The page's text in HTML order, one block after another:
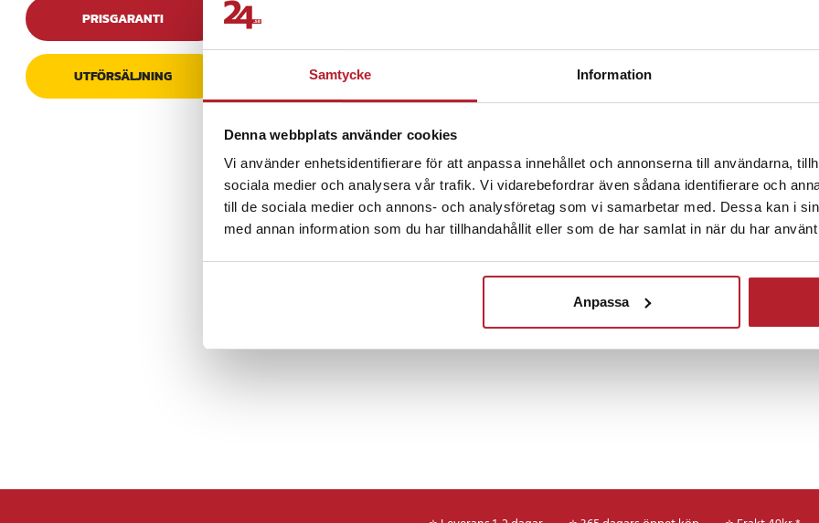
Samtycke Information
Denna webbplats använder cookies
Vi använder enhetsidentifierare för att anpassa innehållet och annonserna till användarna,
sociala medier och analysera vår trafik. Vi vidarebefordrar även sådana identifierare och
till de sociala medier och annons- och analysföretag som vi samarbetar med. Dessa kan i
med annan information som du har tillhandahållit eller som de har samlat in när du har
Anpassa
PRISGARANTI
UTFÖRSÄLJNING
och hantering enkel - bara att lossa dem för enkel
förvaring. Detta fodral är perfekt för dig som söker ett
Specifikation för fodralet
Varumärke: AmazingThing
Modell: AmazingThing PlayShield Bare Fodral
Kompatibilitet: Nintendo Switch 2
Vikt: 87g
Material: TPU, PC
Viktiga fördelar med
AmazingThing PlayShield
Genomskinlig design: Den klara ytan skyddar
Recensioner
Fortsätt att fynda
TV-spelstillbehör Övriga TV-spelstillbehör